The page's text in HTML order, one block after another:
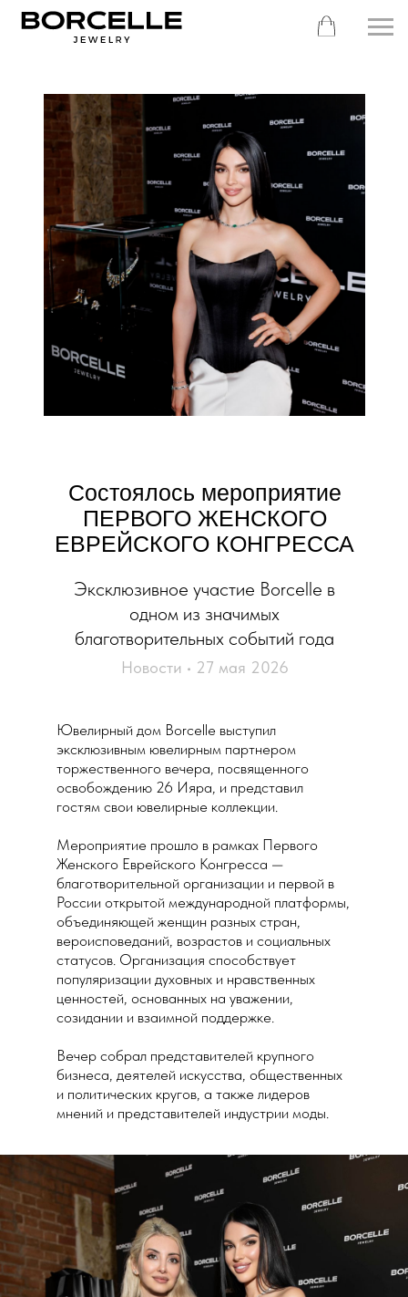
Состоялось мероприятие
ПЕРВОГО ЖЕНСКОГО
ЕВРЕЙСКОГО КОНГРЕССА
Эксклюзивное участие Borcelle в
одном из значимых
благотворительных событий года
Ювелирный дом Borcelle выступил
эксклюзивным ювелирным партнером
торжественного вечера, посвященного
освобождению 26 Ияра, и представил
гостям свои ювелирные коллекции.
Мероприятие прошло в рамках Первого
Женского Еврейского Конгресса —
благотворительной организации и первой в
России открытой международной платформы,
объединяющей женщин разных стран,
вероисповеданий, возрастов и социальных
статусов. Организация способствует
популяризации духовных и нравственных
ценностей, основанных на уважении,
созидании и взаимной поддержке.
Вечер собрал представителей крупного
бизнеса, деятелей искусства, общественных
и политических кругов, а также лидеров
мнений и представителей индустрии моды.
Новости • 27 мая 2026